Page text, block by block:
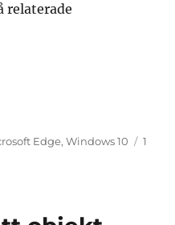
relaterade
Edge,Windows 10
1